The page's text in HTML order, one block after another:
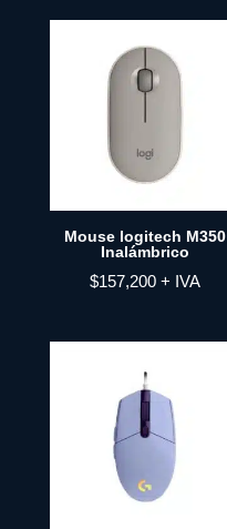
Mouse logitech M350
Inalámbrico
$157,200 + IVA